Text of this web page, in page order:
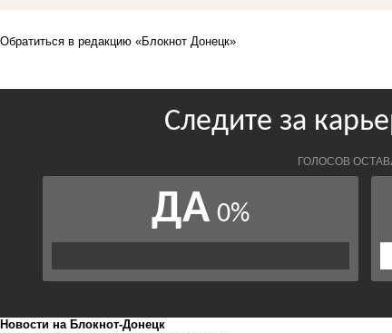
Обратиться в редакцию «Блокнот Донецк»
Новости на Блoкнoт-Донецк